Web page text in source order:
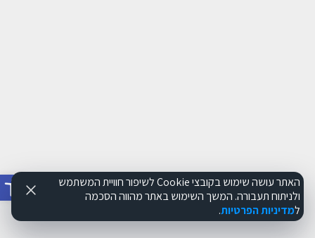
פתח
האתר עושה שימוש בקובצי Cookie לשיפור חוויית המשתמש
ולניתוח תעבורה. המשך השימוש באתר מהווה הסכמה
למדיניות הפרטיות.